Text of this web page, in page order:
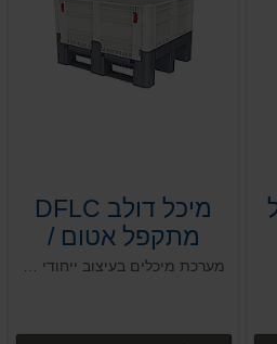
מיכל דולב DFLC
מתקפל אטום /
מחורר